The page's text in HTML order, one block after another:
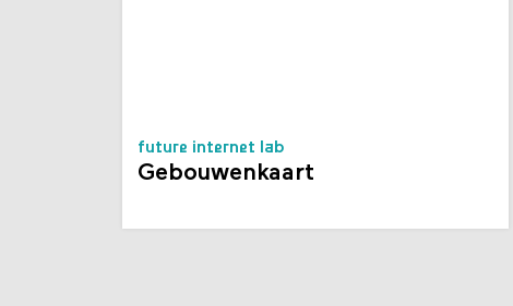
future internet lab
Gebouwenkaart